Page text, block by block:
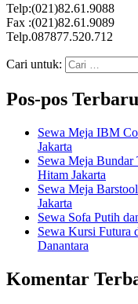
Telp:(021)82.61.9088
Fax :(021)82.61.9089
Telp.087877.520.712
Cari untuk:
Pos-pos Terbaru
Sewa Meja IBM
Jakarta
Sewa Meja
Hitam Jakarta
Sewa Meja
Jakarta
Sewa Sofa Putih
Sewa Kursi Futura
Danantara
Komentar